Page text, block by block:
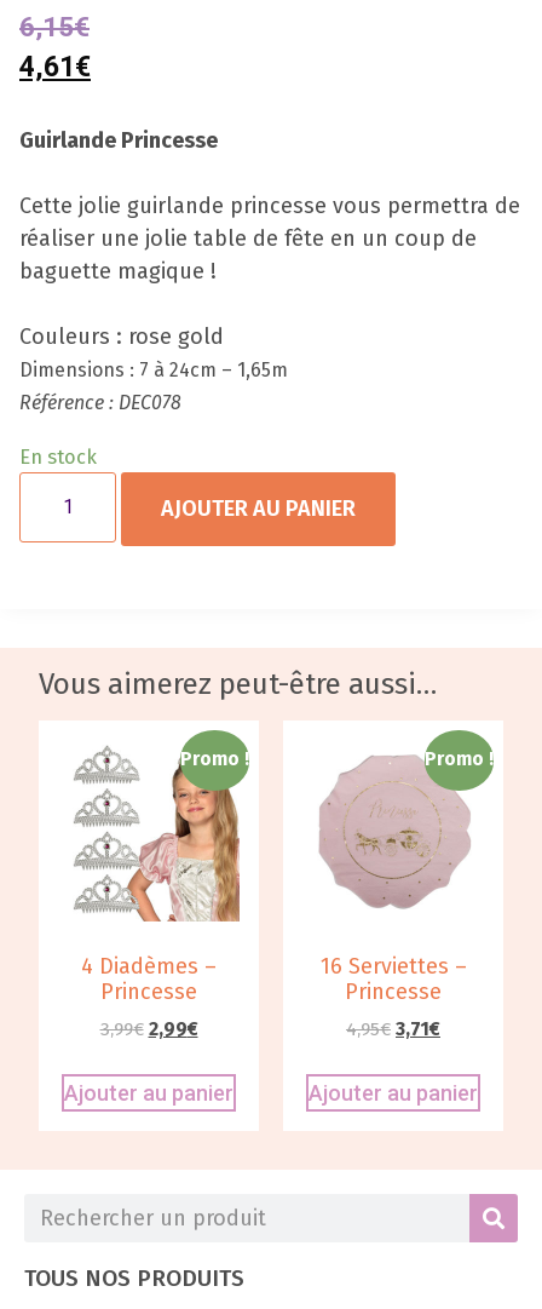
TOUS NOS PRODUITS
6,15€
4,61€
Guirlande Princesse
Cette jolie guirlande princesse vous permettra de
réaliser une jolie table de fête en un coup de
baguette magique !
Couleurs : rose gold
Dimensions : 7 à 24cm – 1,65m
Référence : DEC078
En stock
AJOUTER AU PANIER
Vous aimerez peut-être aussi…
Promo !
4 Diadèmes –
Princesse
3,99€ 2,99€
Ajouter au panier
Promo !
16 Serviettes –
Princesse
4,95€ 3,71€
Ajouter au panier